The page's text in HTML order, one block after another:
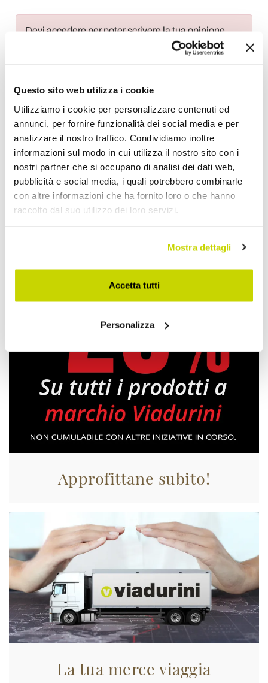
Questo sito web utilizza i cookie
Utilizziamo i cookie per personalizzare contenuti ed
annunci, per fornire funzionalità dei social media e per
analizzare il nostro traffico. Condividiamo inoltre
informazioni sul modo in cui utilizza il nostro sito con i
nostri partner che si occupano di analisi dei dati web,
pubblicità e social media, i quali potrebbero combinarle
con altre informazioni che ha fornito loro o che hanno
raccolto dal suo utilizzo dei loro servizi.
Mostra dettagli
Accetta tutti
Personalizza
Devi accedere per poter scrivere la tua opinione.
Aggiungi alla Wish List
Invia la tua opinione su questo prodotto Stampa
Condividi
Chaise Longues
Approfittane subito!
La tua merce viaggia